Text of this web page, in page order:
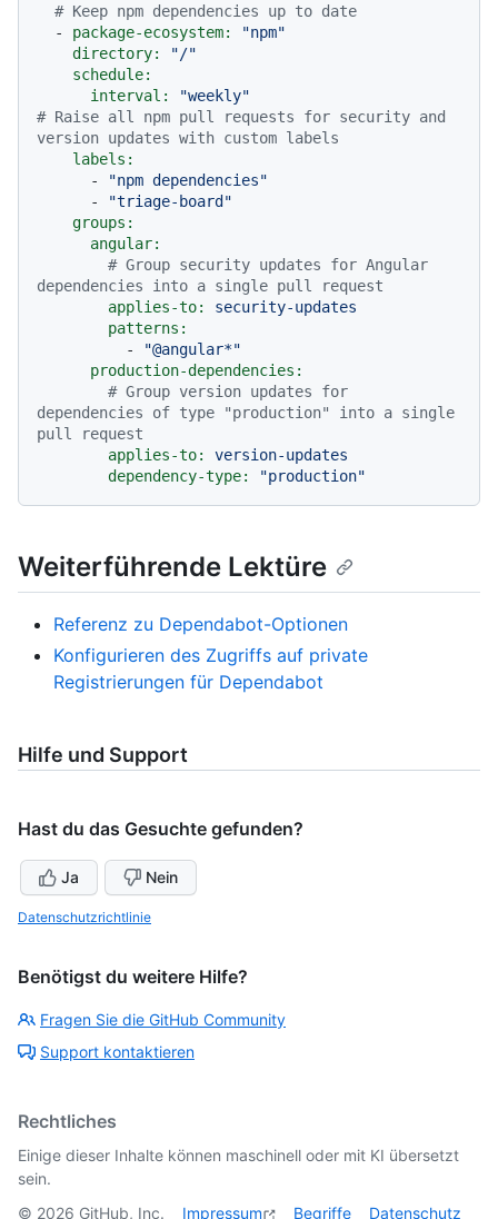
# Keep npm dependencies up to date
-
package-ecosystem:
"npm"
directory:
"/"
schedule:
interval:
"weekly"
# Raise all npm pull requests for security and
version updates with custom labels
labels:
-
"npm dependencies"
-
"triage-board"
groups:
angular:
# Group security updates for Angular
dependencies into a single pull request
applies-to:
security-updates
patterns:
-
"@angular*"
production-dependencies:
# Group version updates for
dependencies of type "production" into a single
pull request
applies-to:
version-updates
dependency-type:
"production"
Weiterführende Lektüre
Referenz zu Dependabot-Optionen
Konfigurieren des Zugriffs auf private
Registrierungen für Dependabot
Hilfe und Support
Hast du das Gesuchte gefunden?
Ja Nein
Datenschutzrichtlinie
Benötigst du weitere Hilfe?
Fragen Sie die GitHub Community
Support kontaktieren
Rechtliches
Einige dieser Inhalte können maschinell oder mit KI übersetzt
sein.
© 2026 GitHub, Inc. Impressum Begriffe Datenschutz